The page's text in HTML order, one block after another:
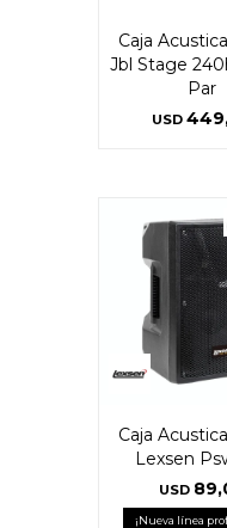
Caja
Jbl Stage
Par
USD
Caja
Lexsen
USD
¡Nueva línea